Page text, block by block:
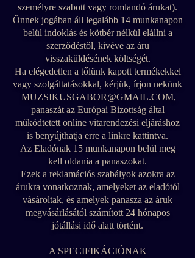
személyre szabott vagy romlandó árukat).
Önnek jogában áll legalább 14 munkanapon
belül indoklás és kötbér nélkül elállni a
szerződéstől, kivéve az áru
visszaküldésének költségét.
Ha elégedetlen a tőlünk kapott termékekkel
vagy szolgáltatásokkal, kérjük, írjon nekünk
MUZSIKUSGABOR@GMAIL.COM,
panaszát az Európai Bizottság által
működtetett online vitarendezési eljáráshoz
is benyújthatja erre a linkre kattintva.
Az Eladónak 15 munkanapon belül meg
kell oldania a panaszokat.
Ezek a reklamációs szabályok azokra az
árukra vonatkoznak, amelyeket az eladótól
vásároltak, és amelyek panasza az áruk
megvásárlásától számított 24 hónapos
jótállási idő alatt történt.
A SPECIFIKÁCIÓNAK